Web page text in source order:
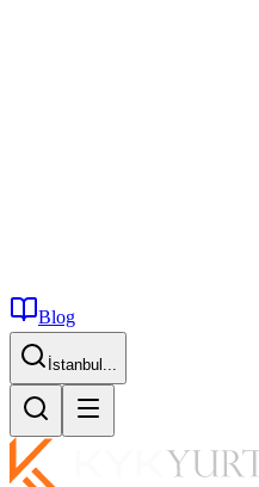
Blog
İstanbul...